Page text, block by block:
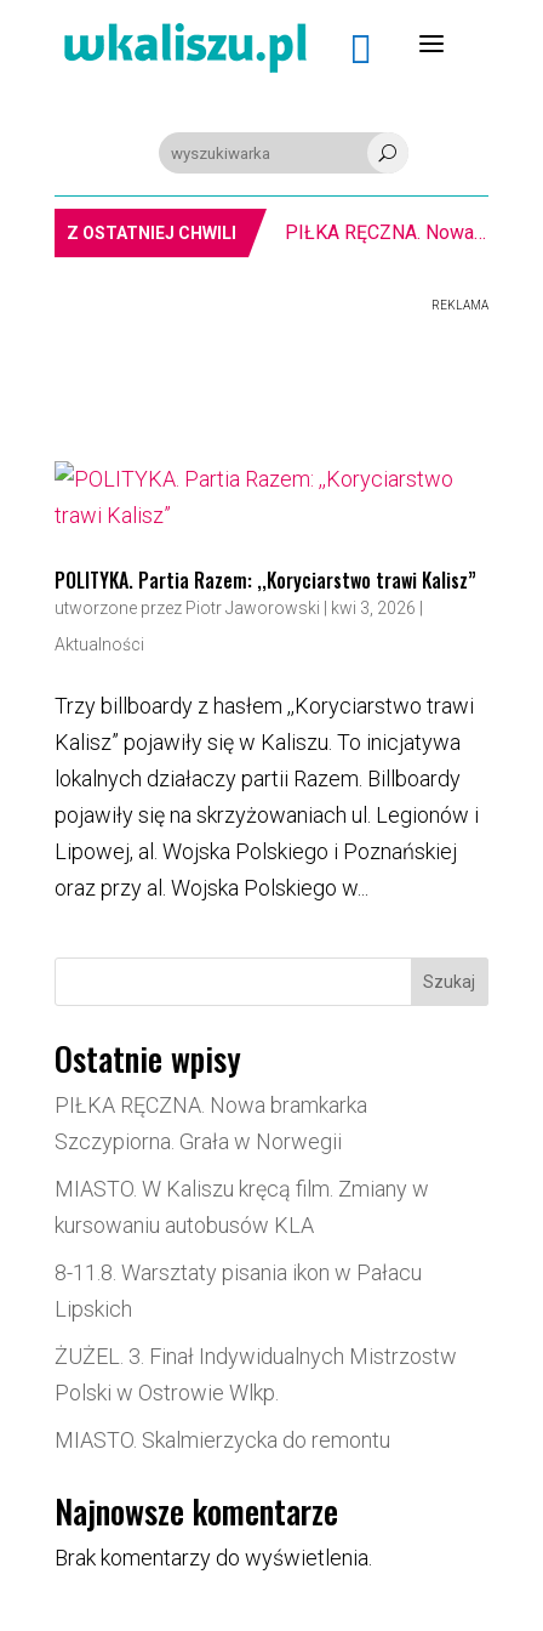
 a
U
Z OSTATNIEJ CHWILI PIŁKA RĘCZNA. Nowa bramkarka Szczypiorna. Grała w Norwegii
REKLAMA
POLITYKA. Partia Razem: ,,Koryciarstwo trawi Kalisz”
utworzone przez Piotr Jaworowski kwi 3, 2026
Aktualności
Trzy billboardy z hasłem ,,Koryciarstwo trawi
Kalisz” pojawiły się w Kaliszu. To inicjatywa
lokalnych działaczy partii Razem. Billboardy
pojawiły się na skrzyżowaniach ul. Legionów i
Lipowej, al. Wojska Polskiego i Poznańskiej
oraz przy al. Wojska Polskiego w...
Szukaj
Ostatnie wpisy
PIŁKA RĘCZNA. Nowa bramkarka
Szczypiorna. Grała w Norwegii
MIASTO. W Kaliszu kręcą film. Zmiany w
kursowaniu autobusów KLA
8-11.8. Warsztaty pisania ikon w Pałacu
Lipskich
ŻUŻEL. 3. Finał Indywidualnych Mistrzostw
Polski w Ostrowie Wlkp.
MIASTO. Skalmierzycka do remontu
Najnowsze komentarze
Brak komentarzy do wyświetlenia.